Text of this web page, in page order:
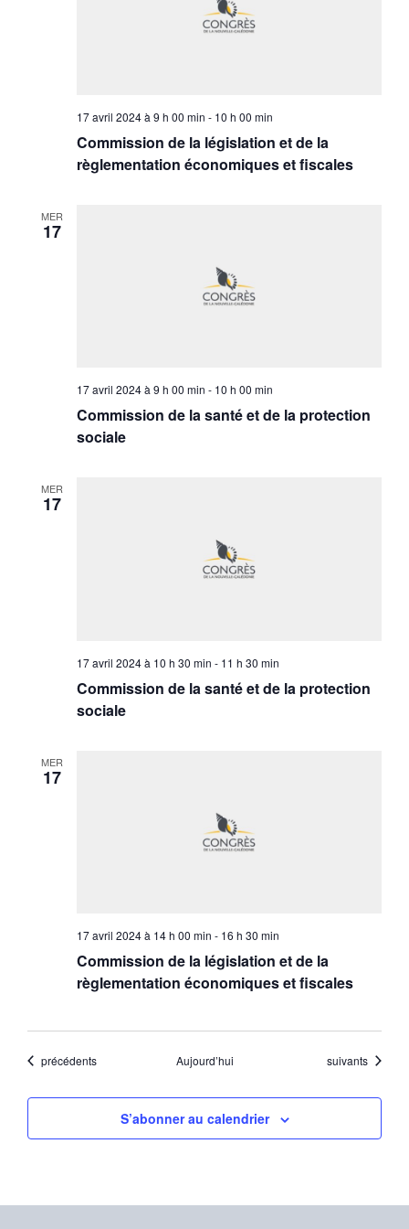
Commission de la législation et de la
règlementation économiques et fiscales
17 avril 2024 à 9 h 00 min - 10 h 00 min
MER
17
Commission de la santé et de la protection
sociale
17 avril 2024 à 9 h 00 min - 10 h 00 min
MER
17
Commission de la santé et de la protection
sociale
17 avril 2024 à 10 h 30 min - 11 h 30 min
MER
17
Commission de la législation et de la
règlementation économiques et fiscales
17 avril 2024 à 14 h 00 min - 16 h 30 min
Évènements
précédents Aujourd’hui Évènements
suivants
S’abonner au calendrier